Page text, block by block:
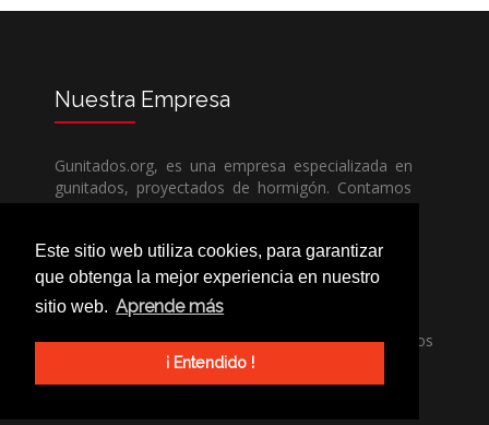
Este sitio web utiliza cookies, para garantizar
que obtenga la mejor experiencia en nuestro
sitio web. Aprende más
¡ Entendido !
Nuestra Empresa
Gunitados.org, es una empresa especializada en
gunitados, proyectados de hormigón. Contamos
con todos los medios humanos y técnicos, para
competencia.
Si necesita una empresa de gunitados, no dude
en llamarnos, nuestros técnicos estran encantados
de poder ayudarle, ya sea usted particular o
profesional.